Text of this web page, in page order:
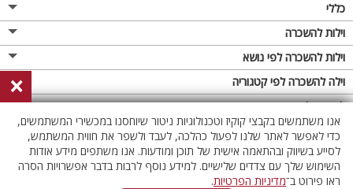
בשנים הקודמים
הוילה היתה מאוד נקיה ומסודרת החדרים מדהמים
התארחו 4 מישפחות לכל זוג היה חדר עם מקלחת
ושרותים צמודים הבריכה מעלפת חדר משחקים וחדר
קולנוע עשו לנו את השבת אנחנו מאוד נהננו בטוח
נמליץ ובטוח גם נחזור והכי חשוב תודה ענקית לחיים
על השירות והיחס שקבלנו ממליצה בחום
26.07.2026
רונית כהן
וילה אלטה לוקס יוקרה-ממליצה בחום
אני כותבת את חוות הדעת שלי שאני עוד בוילה פשוט
אין לנו חשק לעזוב את הוילה התארחנו 4 מישפחות
ל3 לילות הוילה ברמת נקיון לא 5 כוכבים אני הייתי
כללי
מגזין
פרסום באתר
תקנון
מדיניות פרטיות
וילות להשכרה
וילות בצפון
וילות במרכז
וילות בדרום
וילות באילת
וילות בשרון
וילות באזור החרמון
וילות להשכרה לפי נושא
וילה לזוגות
וילות למשפחות
וילות לציבור הדתי
אירוח דרוזי
וילות למסיבות
וילה להשכרה לפי קטגוריה
וילות עם בריכה
וילה עם בריכה מחוממת
וילה עם בריכה מחוממת מקורה
וילות עם סאונה
לופטים להשכרה
לופט
לופטים בצפון
לופטים בדרום
×
אנו משתמשים בקבצי קוקיז וטכנולוגיות ניטור שיוחסנו במכשירי המשתמשים,
כדי לאפשר לאתר שלנו לפעול כהלכה, לעבד ולשפר את חווית המשתמש,
לסייע בשיווק ובהתאמה אישית של תוכן ומודעות. אנו משתפים מידע אודות
השימוש שלך עם צדדים שלישיים. למידע נוסף לרבות בדבר אפשרויות הסרה
ראו פירוט ב־מדיניות הפרטיות.